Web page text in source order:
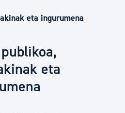
eta ingurumena
eta